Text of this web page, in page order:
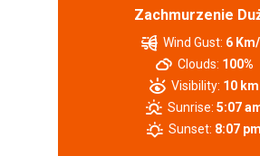
Zachmurzenie
Wind Gust: 6
Clouds: 100%
Visibility: 10 km
Sunrise: 5:07
Sunset: 8:07 pm